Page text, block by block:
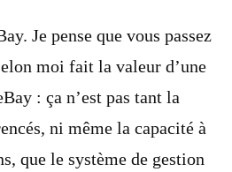
Je pense que vous passez
moi fait la valeur d’une
: ça n’est pas tant la
ni même la capacité à
que le système de gestion